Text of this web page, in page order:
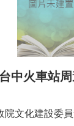
中火車站
院文化建設委